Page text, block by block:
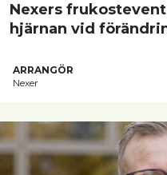
Nexers
hjärnan vid
ARRANGÖR
Nexer